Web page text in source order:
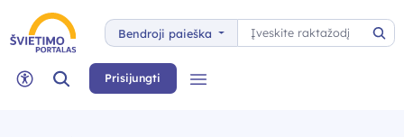
Bendroji paieška
Paieška
Neįgaliųjų rėžimas
Paieška Prisijungti